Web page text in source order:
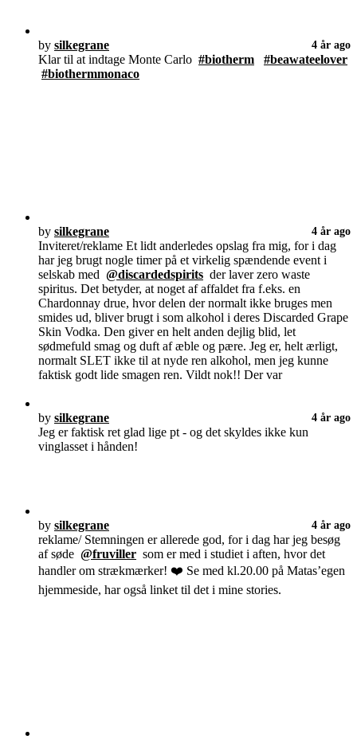
by silkegrane 4 år ago
Klar til at indtage Monte Carlo #biotherm
#beawateelover
#biothermmonaco
by silkegrane 4 år ago
Inviteret/reklame Et lidt anderledes opslag fra mig, for i dag
har jeg brugt nogle timer på et virkelig spændende event i
selskab med @discardedspirits der laver zero waste
spiritus. Det betyder, at noget af affaldet fra f.eks. en
Chardonnay drue, hvor delen der normalt ikke bruges men
smides ud, bliver brugt i som alkohol i deres Discarded Grape
Skin Vodka. Den giver en helt anden dejlig blid, let
sødmefuld smag og duft af æble og pære. Jeg er, helt ærligt,
normalt SLET ikke til at nyde ren alkohol, men jeg kunne
faktisk godt lide smagen ren. Vildt nok!! Der var
by silkegrane 4 år ago
Jeg er faktisk ret glad lige pt - og det skyldes ikke kun
vinglasset i hånden!
by silkegrane 4 år ago
reklame/ Stemningen er allerede god, for i dag har jeg besøg
af søde @fruviller som er med i studiet i aften, hvor det
handler om strækmærker! ❤️ Se med kl.20.00 på Matas’egen
hjemmeside, har også linket til det i mine stories.